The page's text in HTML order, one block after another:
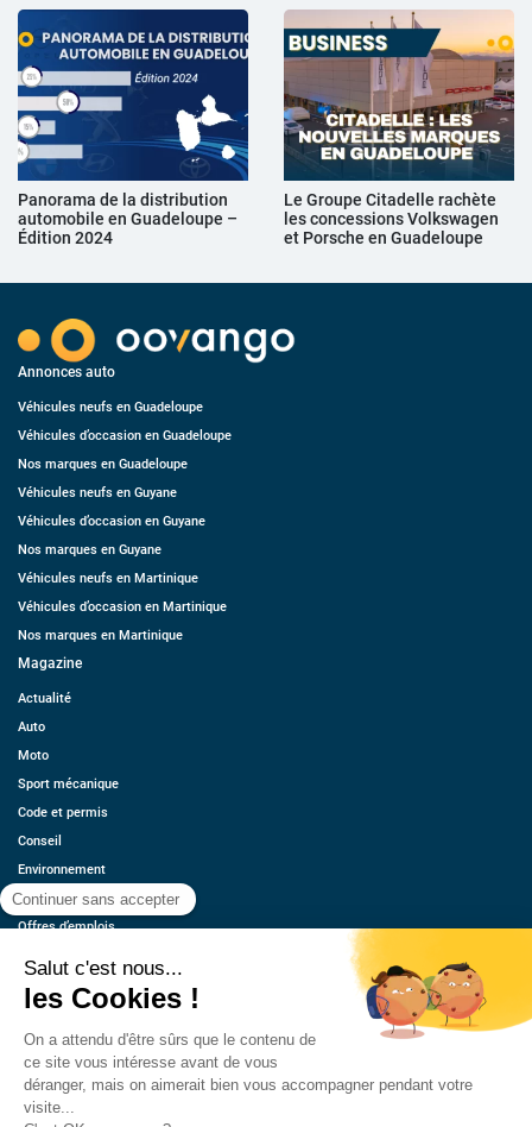
Panorama de la distribution
automobile en Guadeloupe –
Édition 2024
Le Groupe Citadelle rachète
les concessions Volkswagen
et Porsche en Guadeloupe
Annonces auto
Véhicules neufs en Guadeloupe
Véhicules d’occasion en Guadeloupe
Nos marques en Guadeloupe
Véhicules neufs en Guyane
Véhicules d’occasion en Guyane
Nos marques en Guyane
Véhicules neufs en Martinique
Véhicules d’occasion en Martinique
Nos marques en Martinique
Magazine
Actualité
Auto
Moto
Sport mécanique
Code et permis
Conseil
Environnement
Économie
Offres d’emplois
Contact
Estimez votre voiture
Mentions légales